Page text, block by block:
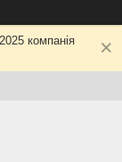
компанія